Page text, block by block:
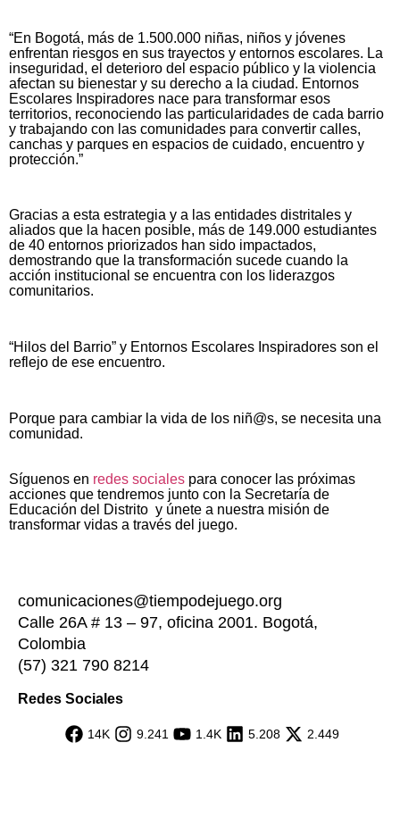
“En Bogotá, más de 1.500.000 niñas, niños y jóvenes
enfrentan riesgos en sus trayectos y entornos escolares. La
inseguridad, el deterioro del espacio público y la violencia
afectan su bienestar y su derecho a la ciudad. Entornos
Escolares Inspiradores nace para transformar esos
territorios, reconociendo las particularidades de cada barrio
y trabajando con las comunidades para convertir calles,
canchas y parques en espacios de cuidado, encuentro y
protección.”
Gracias a esta estrategia y a las entidades distritales y
aliados que la hacen posible, más de 149.000 estudiantes
de 40 entornos priorizados han sido impactados,
demostrando que la transformación sucede cuando la
acción institucional se encuentra con los liderazgos
comunitarios.
“Hilos del Barrio” y Entornos Escolares Inspiradores son el
reflejo de ese encuentro.
Porque para cambiar la vida de los niñ@s, se necesita una
comunidad.
Síguenos en redes sociales para conocer las próximas
acciones que tendremos junto con la Secretaría de
Educación del Distrito y únete a nuestra misión de
transformar vidas a través del juego.
comunicaciones@tiempodejuego.org
Calle 26A # 13 – 97, oficina 2001. Bogotá,
Colombia
(57) 321 790 8214
Redes Sociales
14K 9.241 1.4K 5.208 2.449